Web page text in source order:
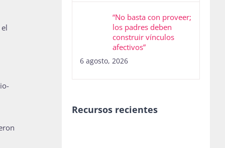
“No basta con proveer;
los padres deben
construir vínculos
afectivos”
6 agosto, 2026
Recursos recientes